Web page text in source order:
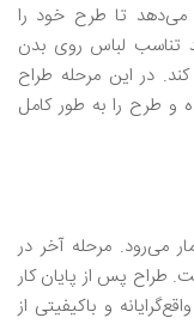
می‌دهد تا طرح خود را
تناسب لباس روی بدن
در این مرحله طراح
و طرح را به طور کامل
می‌رود. مرحله آخر در
طراح پس از پایان کار
و باکیفیتی از